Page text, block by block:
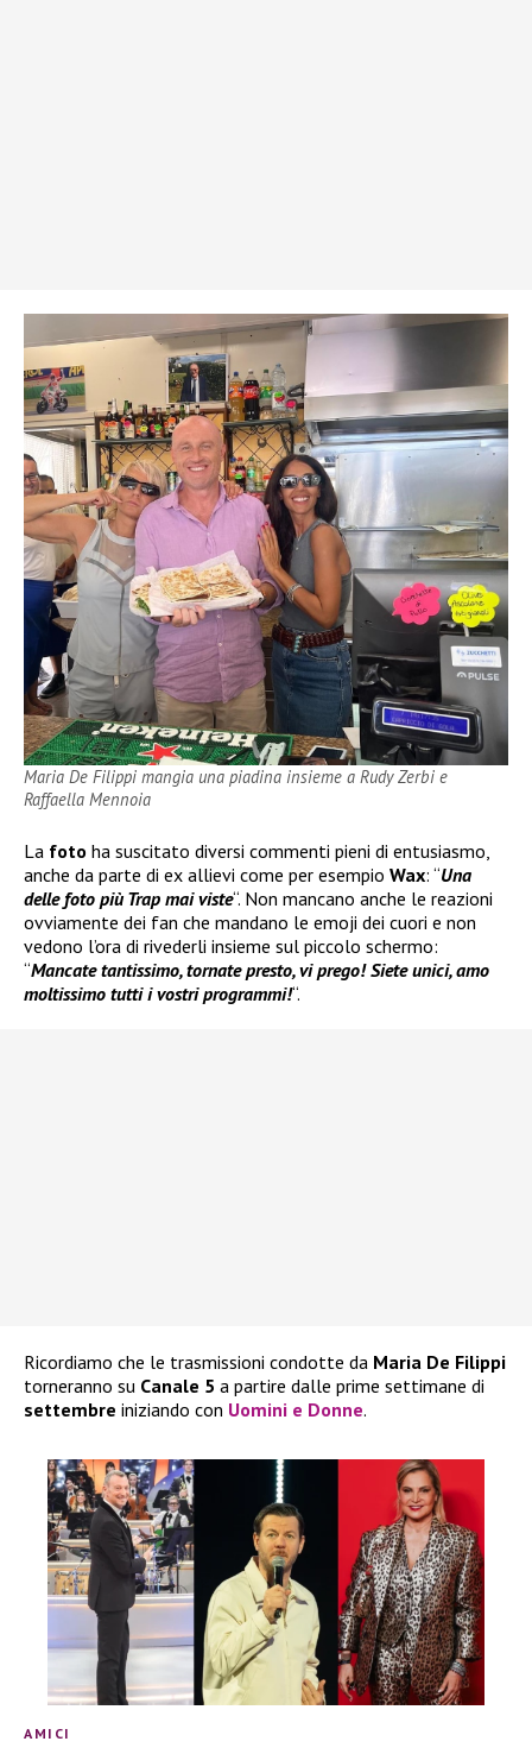
Maria De Filippi mangia una piadina insieme a Rudy Zerbi e
Raffaella Mennoia
La foto ha suscitato diversi commenti pieni di entusiasmo,
anche da parte di ex allievi come per esempio Wax: “Una
delle foto più Trap mai viste“. Non mancano anche le reazioni
ovviamente dei fan che mandano le emoji dei cuori e non
vedono l’ora di rivederli insieme sul piccolo schermo:
“Mancate tantissimo, tornate presto, vi prego! Siete unici, amo
moltissimo tutti i vostri programmi!“.
Ricordiamo che le trasmissioni condotte da Maria De Filippi
torneranno su Canale 5 a partire dalle prime settimane di
settembre iniziando con Uomini e Donne.
AMICI